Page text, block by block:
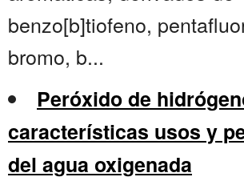
benzo[b]tiofeno,
bromo, b...
Peróxido de
características usos y
del agua oxigenada